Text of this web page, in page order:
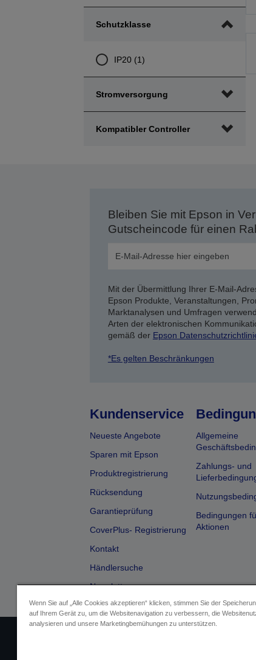
Schutzklasse
IP20 (1)
Stromversorgung
Kompatibler Controller
Bleiben Sie mit Epson in
Gutscheincode für einen
Mit der Übermittlung Ihrer E-Mail-
Epson Produkte, Veranstaltungen,
Marktanalysen und Umfragen
Arten der elektronischen
gemäß der Epson
*Es gelten Beschränkungen
Kundenservice
Neueste Angebote
Sparen mit Epson
Produktregistrierung
Rücksendung
Garantieprüfung
CoverPlus- Registrierung
Kontakt
Händlersuche
Newsletter
Allgemeine
Zahlungs- und
Bedingungen
Aktionen
Wenn Sie auf „Alle Cookies akzeptieren“ klicken, stimmen Sie der
auf Ihrem Gerät zu, um die Websitenavigation zu verbessern, die
analysieren und unsere Marketingbemühungen zu unterstützen.